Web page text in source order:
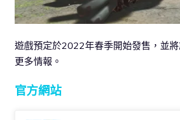
遊戲預定於2022年春季開始發售，並
更多情報。
官方網站